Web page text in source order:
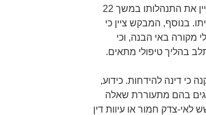
חד פעמי, על רקע משבר אישי קשה, אשר אינו מאפיין את התנהלותו במשך 22
בנוסף, המבקש ציין כי
מקורה באי הבנה, וכי
בהליך טיפולי מתאים.
כי דינה להידחות. כידוע,
בהם מתעוררת שאלה
צדק חמור או עיוות דין